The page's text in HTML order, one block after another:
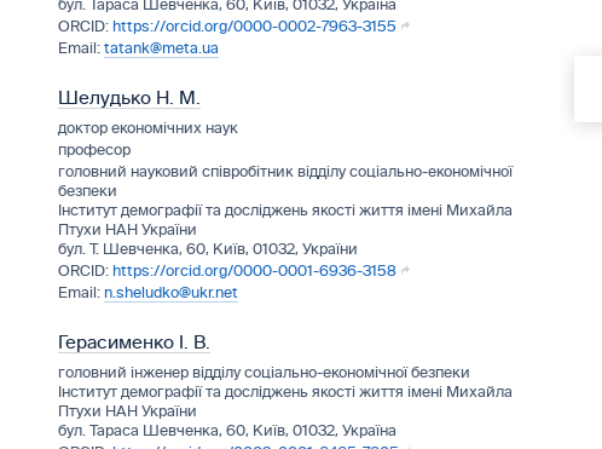
бул. Тараса Шевченка, 60, Київ, 01032, Україна
https://orcid.org/0000-0002-7963-3155
tatank@meta.ua
Шелудько Н. М.
доктор економічних наук
професор
головний науковий співробітник відділу соціально-економічної
безпеки
Інститут демографії та досліджень якості життя імені Михайла
Птухи НАН України
бул. Т. Шевченка, 60, Київ, 01032, України
https://orcid.org/0000-0001-6936-3158
n.sheludko@ukr.net
Герасименко І. В.
головний інженер відділу соціально-економічної безпеки
Інститут демографії та досліджень якості життя імені Михайла
Птухи НАН України
бул. Тараса Шевченка, 60, Київ, 01032, Україна